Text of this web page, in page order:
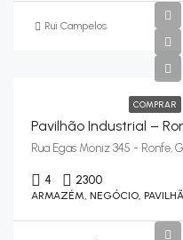
Rui Campelos
COMPRAR
Pavilhão Industrial –
Rua Egas Moniz 345 - Ronfe,
4 2300
ARMAZÉM, NEGÓCIO,